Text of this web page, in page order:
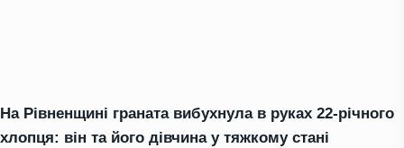
На Рівненщині граната вибухнула в руках 22-річного
хлопця: він та його дівчина у тяжкому стані